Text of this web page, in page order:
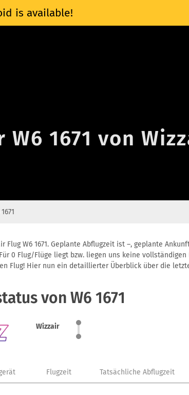
is available!
1671 von
Flug W6 1671. Geplante Abflugzeit ist –, geplante
0 Flug/Flüge liegt bzw. liegen uns keine
Flug! Hier nun ein detaillierter Überblick über die
von W6 1671
Wizzair
Flugzeit Tatsächliche Abflugzeit